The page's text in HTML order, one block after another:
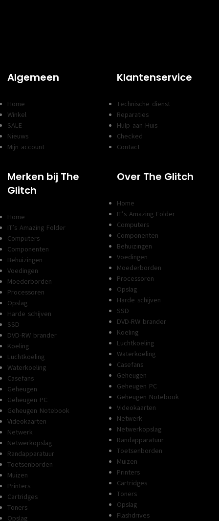
Algemeen
Home
Winkel
SALE
Nieuws
Mijn account
Klantenservice
Technische dienst
Reparaties
Hulp aan Huis
Checked
Contact
Merken bij The
Glitch
Home
IT’s Amazing Folder
Computers
Componenten
Behuizingen
Voedingen
Moederborden
Processoren
Opslag
Harde schijven
SSD
DVD-RW brander
Koeling
Luchtkoeling
Waterkoeling
Casefans
Geheugen
Geheugen PC
Geheugen Notebook
Videokaarten
Netwerk
Netwerkopslag
Randapparatuur
Toetsenborden
Muizen
Printers
Cartridges
Toners
Opslag
Over The Glitch
Home
IT’s Amazing Folder
Computers
Componenten
Behuizingen
Voedingen
Moederborden
Processoren
Opslag
Harde schijven
SSD
DVD-RW brander
Koeling
Luchtkoeling
Waterkoeling
Casefans
Geheugen
Geheugen PC
Geheugen Notebook
Videokaarten
Netwerk
Netwerkopslag
Randapparatuur
Toetsenborden
Muizen
Printers
Cartridges
Toners
Opslag
Flashdrives